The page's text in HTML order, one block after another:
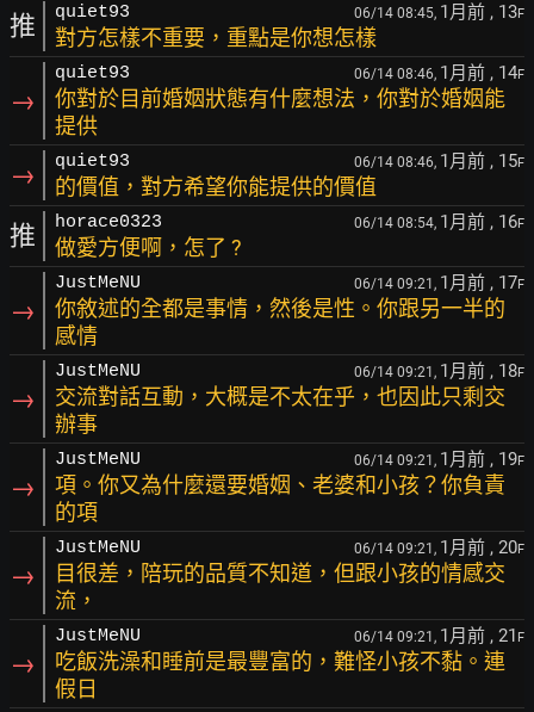
推 quiet93 06/14 08:45, 1月前 , 13F
對方怎樣不重要，重點是你想怎樣
→
quiet93 06/14 08:46, 1月前 , 14F
你對於目前婚姻狀態有什麼想法，你對於婚姻能
提供
→ quiet93 06/14 08:46, 1月前 , 15F
的價值，對方希望你能提供的價值
推 horace0323 06/14 08:54, 1月前 , 16F
做愛方便啊，怎了 ?
→
JustMeNU 06/14 09:21, 1月前 , 17F
你敘述的全都是事情，然後是性。你跟另一半的
感情
→
JustMeNU 06/14 09:21, 1月前 , 18F
交流對話互動，大概是不太在乎，也因此只剩交
辦事
→
JustMeNU 06/14 09:21, 1月前 , 19F
項。你又為什麼還要婚姻、老婆和小孩？你負責
的項
→
JustMeNU 06/14 09:21, 1月前 , 20F
目很差，陪玩的品質不知道，但跟小孩的情感交
流，
→
JustMeNU 06/14 09:21, 1月前 , 21 F
吃飯洗澡和睡前是最豐富的，難怪小孩不黏。連
假日